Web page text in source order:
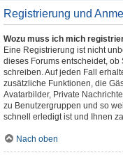
Registrierung und
Wozu muss ich mich
Eine Registrierung ist nicht
dieses Forums entscheidet,
schreiben. Auf jeden Fall
zusätzliche Funktionen, die
Avatarbilder, Private
zu Benutzergruppen und so
schnell erledigt ist und Ihnen
Nach oben